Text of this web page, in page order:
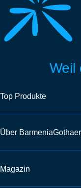
Weil
Top Produkte
Über BarmeniaGothaer
Magazin